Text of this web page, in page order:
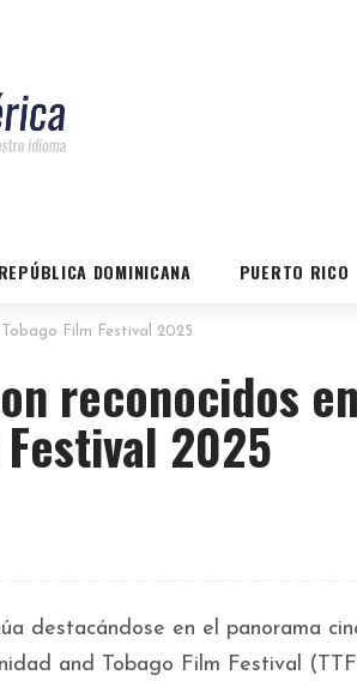
REPÚBLICA DOMINICANA PUERTO RICO
Film Festival 2025
reconocidos
2025
destacándose en el panorama
and Tobago Film Festival